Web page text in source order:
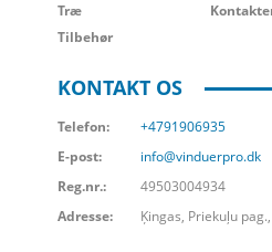
Træ
Tilbehør
KONTAKT OS
Telefon:
+4791906935
E-post:
info@vinduerpro.dk
Reg.nr.:
49503004934
Adresse:
Ķingas, Priekuļu